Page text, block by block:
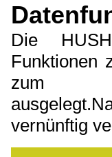
Die
Funktionen
zum
vernünftig